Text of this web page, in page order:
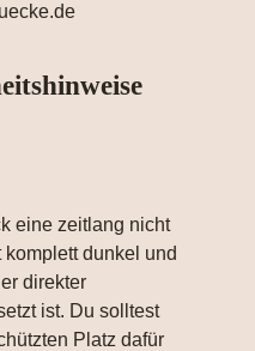
eine zeitlang nicht
dunkel und
direkter
ist. Du solltest
Platz dafür